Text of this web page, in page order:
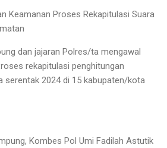
Keamanan Proses Rekapitulasi Suara
dan jajaran Polres/ta mengawal
rekapitulasi penghitungan
serentak 2024 di 15 kabupaten/kota
Kombes Pol Umi Fadilah Astutik